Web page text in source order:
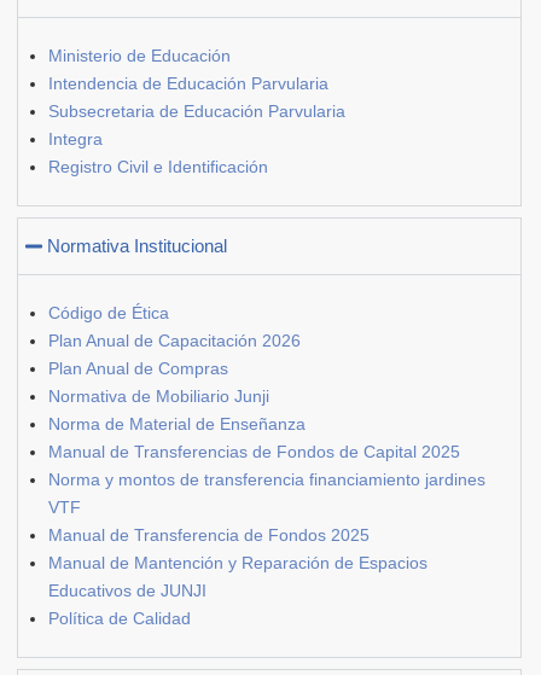
Ministerio de Educación
Intendencia de Educación Parvularia
Subsecretaria de Educación Parvularia
Integra
Registro Civil e Identificación
Normativa Institucional
Código de Ética
Plan Anual de Capacitación 2026
Plan Anual de Compras
Normativa de Mobiliario Junji
Norma de Material de Enseñanza
Manual de Transferencias de Fondos de Capital 2025
Norma y montos de transferencia financiamiento jardines
VTF
Manual de Transferencia de Fondos 2025
Manual de Mantención y Reparación de Espacios
Educativos de JUNJI
Política de Calidad